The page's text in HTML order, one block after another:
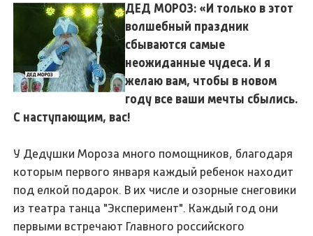
ДЕД МОРОЗ: «И только в этот
волшебный праздник
сбываются самые
неожиданные чудеса. И я
желаю вам, чтобы в новом
году все ваши мечты сбылись.
С наступающим, вас!
У Дедушки Мороза много помощников, благодаря
которым первого января каждый ребенок находит
под елкой подарок. В их числе и озорные снеговики
из театра танца "Эксперимент". Каждый год они
первыми встречают Главного российского